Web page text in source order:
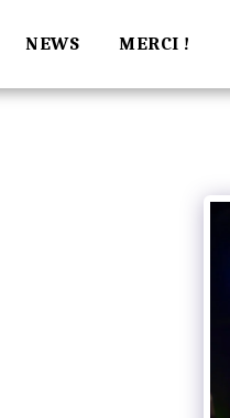
NEWS MERCI !